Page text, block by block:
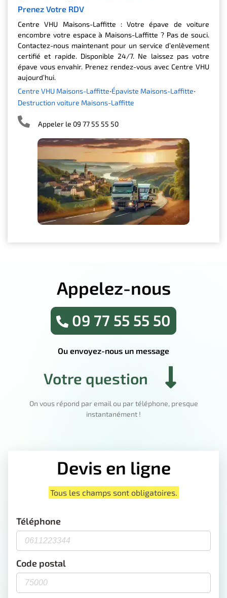
Prenez Votre RDV
Centre VHU Maisons-Laffitte : Votre épave de voiture
encombre votre espace à Maisons-Laffitte ? Pas de souci.
Contactez-nous maintenant pour un service d’enlèvement
certifié et rapide. Disponible 24/7. Ne laissez pas votre
épave vous envahir. Prenez rendez-vous avec Centre VHU
aujourd’hui.
Centre VHU Maisons-Laffitte
Épaviste Maisons-Laffitte
Destruction voiture Maisons-Laffitte
Appeler le 09 77 55 55 50
Appelez-nous
09 77 55 55 50
Ou envoyez-nous un message
Votre question
On vous répond par email ou par téléphone, presque
instantanément !
Devis en ligne
Tous les champs sont obligatoires.
Téléphone
Code postal